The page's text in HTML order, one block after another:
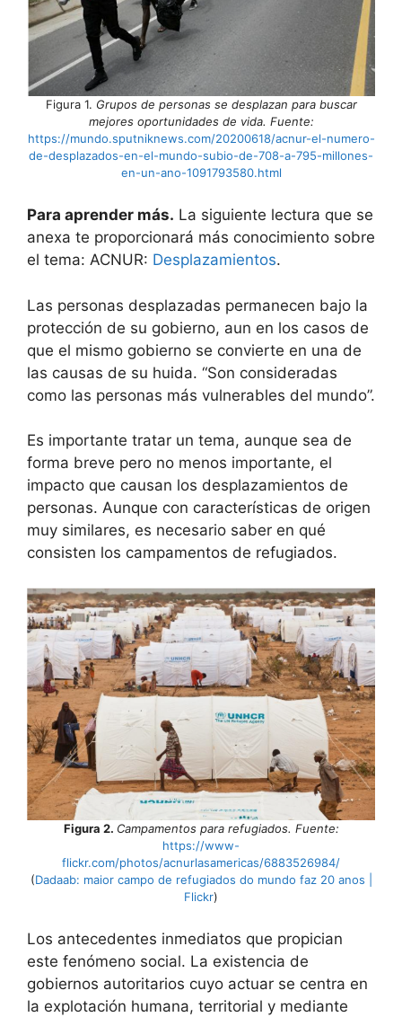
Figura 1. Grupos de personas se desplazan para buscar
mejores oportunidades de vida. Fuente:
https://mundo.sputniknews.com/20200618/acnur-el-numero-
de-desplazados-en-el-mundo-subio-de-708-a-795-millones-
en-un-ano-1091793580.html
Para aprender más. La siguiente lectura que se
anexa te proporcionará más conocimiento sobre
el tema: ACNUR: Desplazamientos.
Las personas desplazadas permanecen bajo la
protección de su gobierno, aun en los casos de
que el mismo gobierno se convierte en una de
las causas de su huida. “Son consideradas
como las personas más vulnerables del mundo”.
Es importante tratar un tema, aunque sea de
forma breve pero no menos importante, el
impacto que causan los desplazamientos de
personas. Aunque con características de origen
muy similares, es necesario saber en qué
consisten los campamentos de refugiados.
Figura 2. Campamentos para refugiados. Fuente:
https://www-
flickr.com/photos/acnurlasamericas/6883526984/
(Dadaab: maior campo de refugiados do mundo faz 20 anos |
Flickr)
Los antecedentes inmediatos que propician
este fenómeno social. La existencia de
gobiernos autoritarios cuyo actuar se centra en
la explotación humana, territorial y mediante